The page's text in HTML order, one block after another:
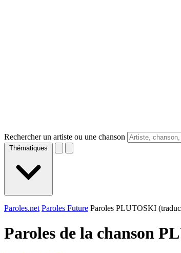
Rechercher un artiste ou une chanson
Thématiques
Paroles.net Paroles Future Paroles PLUTOSKI
Paroles de la chanson